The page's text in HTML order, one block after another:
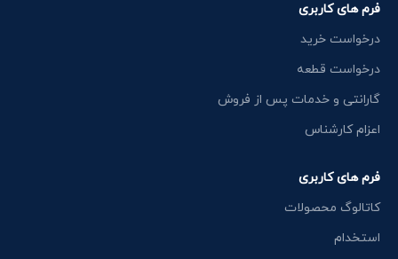
فرم های کاربری
درخواست خرید
درخواست قطعه
گارانتی و خدمات پس از فروش
اعزام کارشناس
فرم های کاربری
کاتالوگ محصولات
استخدام